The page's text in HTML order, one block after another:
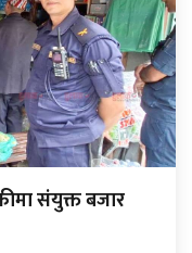
संयुक्त बजार